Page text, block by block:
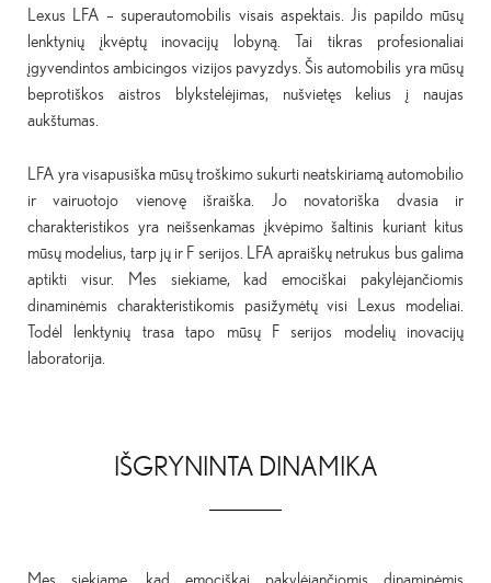
Lexus LFA – superautomobilis visais aspektais. Jis papildo mūsų
lenktynių įkvėptų inovacijų lobyną. Tai tikras profesionaliai
įgyvendintos ambicingos vizijos pavyzdys. Šis automobilis yra mūsų
beprotiškos aistros blykstelėjimas, nušvietęs kelius į naujas
aukštumas.
LFA yra visapusiška mūsų troškimo sukurti neatskiriamą automobilio
ir vairuotojo vienovę išraiška. Jo novatoriška dvasia ir
charakteristikos yra neišsenkamas įkvėpimo šaltinis kuriant kitus
mūsų modelius, tarp jų ir F serijos. LFA apraiškų netrukus bus galima
aptikti visur. Mes siekiame, kad emociškai pakylėjančiomis
dinaminėmis charakteristikomis pasižymėtų visi Lexus modeliai.
Todėl lenktynių trasa tapo mūsų F serijos modelių inovacijų
laboratorija.
IŠGRYNINTA DINAMIKA